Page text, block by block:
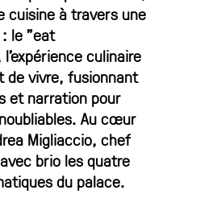
cuisine à travers une
le "eat
culinaire
de vivre, fusionnant
et narration pour
Au cœur
Migliaccio, chef
brio les quatre
du palace.